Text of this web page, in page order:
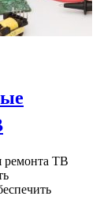
ремонта ТВ